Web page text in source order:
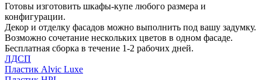
Готовы изготовить шкафы-купе любого размера и
конфигурации.
Декор и отделку фасадов можно выполнить под вашу задумку.
Возможно сочетание нескольких цветов в одном фасаде.
Бесплатная сборка в течение 1-2 рабочих дней.
ЛДСП
Пластик Alvic Luxe